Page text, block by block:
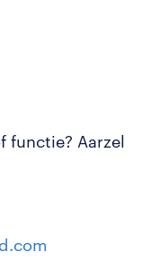
functie? Aarzel